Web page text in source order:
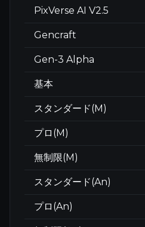
PixVerse AI V2.5
Gencraft
Gen-3 Alpha
基本
スタンダード(M)
プロ(M)
無制限(M)
スタンダード(An)
プロ(An)